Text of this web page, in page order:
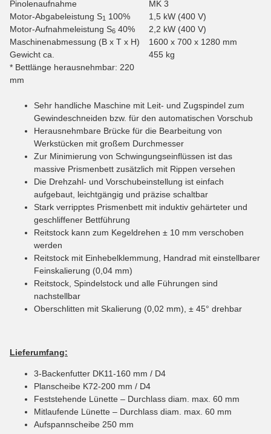
Pinolenaufnahme
MK 3
Motor-Abgabeleistung S1 100%
1,5 kW (400 V)
Motor-Aufnahmeleistung S6 40%
2,2 kW (400 V)
Maschinenabmessung (B x T x H)
1600 x 700 x 1280 mm
Gewicht ca.
455 kg
* Bettlänge herausnehmbar: 220
mm
Sehr handliche Maschine mit Leit- und Zugspindel zum
Gewindeschneiden bzw. für den automatischen Vorschub
Herausnehmbare Brücke für die Bearbeitung von
Werkstücken mit großem Durchmesser
Zur Minimierung von Schwingungseinflüssen ist das
massive Prismenbett zusätzlich mit Rippen versehen
Die Drehzahl- und Vorschubeinstellung ist einfach
aufgebaut, leichtgängig und präzise schaltbar
Stark verripptes Prismenbett mit induktiv gehärteter und
geschliffener Bettführung
Reitstock kann zum Kegeldrehen ± 10 mm verschoben
werden
Reitstock mit Einhebelklemmung, Handrad mit einstellbarer
Feinskalierung (0,04 mm)
Reitstock, Spindelstock und alle Führungen sind
nachstellbar
Oberschlitten mit Skalierung (0,02 mm), ± 45° drehbar
Lieferumfang:
3-Backenfutter DK11-160 mm / D4
Planscheibe K72-200 mm / D4
Feststehende Lünette – Durchlass diam. max. 60 mm
Mitlaufende Lünette – Durchlass diam. max. 60 mm
Aufspannscheibe 250 mm